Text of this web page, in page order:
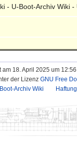
- U-Boot-Archiv Wiki
18. April 2025 um
der LizenzGNU Free
Archiv Wiki